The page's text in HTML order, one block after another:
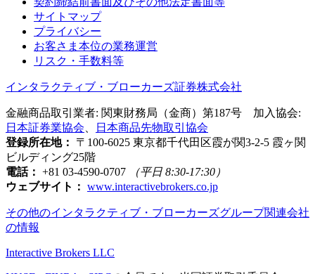
サイトマップ
プライバシー
お客さま本位の業務運営
リスク・手数料等
インタラクティブ・ブローカーズ証券株式会社
金融商品取引業者: 関東財務局（金商）第187号 加入協会:
日本証券業協会
日本商品先物取引協会
登録所在地：
〒100-6025 東京都千代田区霞が関3-2-5 霞ヶ関
ビルディング25階
電話： +81 03-4590-0707
（平日 8:30-17:30）
ウェブサイト： www.interactivebrokers.co.jp
その他のインタラクティブ・ブローカーズグループ関連会社
の情報
Interactive Brokers LLC